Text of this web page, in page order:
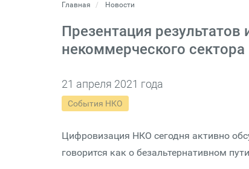
Главная Новости
Презентация
некоммерческого сектора
21 апреля 2021 года
События НКО
Цифровизация НКО сегодня активно
говорится как о безальтернативном